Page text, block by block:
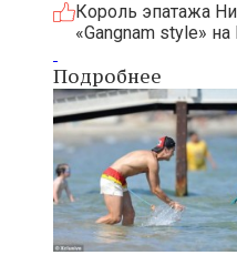
Король эпатажа
«Gangnam style»
Подробнее